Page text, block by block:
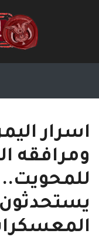
اسرار
ومرافقه
للمحويت..